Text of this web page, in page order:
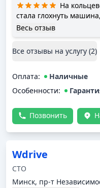
На
стала глохнуть
СТО, парни помогли
адекватные. Теперь
Весь отзыв
Все отзывы на услугу (2)
Оплата:
Наличные
Особенности:
Позвонить
Wdrive
СТО
Минск, пр-т